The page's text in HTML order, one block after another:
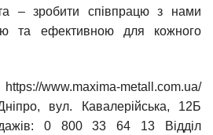
– зробити співпрацю з нами
та ефективною для кожного
www.maxima-metall.com.ua/
вул. Кавалерійська, 12Б
0 800 33 64 13 Відділ